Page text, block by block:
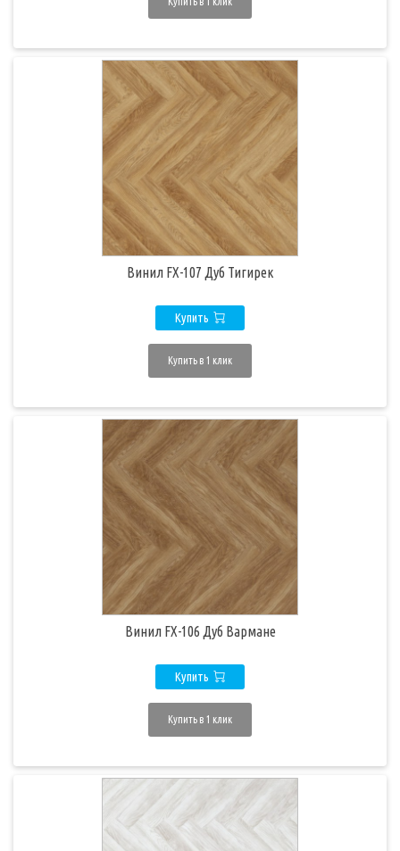
Винил FX-107 Дуб Тигирек
Купить
Купить в 1 клик
Винил FX-106 Дуб Вармане
Купить
Купить в 1 клик